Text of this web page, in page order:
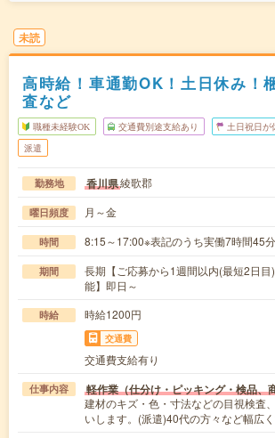
未読
高時給！車通勤OK！土日休み！
査など
職種未経験OK 交通費別途支給あり 土日祝日が
派遣
勤務地 香川県綾歌郡
曜日頻度 月～金
時間 8:15～17:00※表記のうち実働7時間45分
期間
長期【ご応募から1週間以内(最短2日
能】即日～
時給 時給1200円
交通費
交通費支給有り
仕事内容 軽作業（仕分け・ピッキング・検品、
建材のキズ・色・寸法などの目視検査
いします。(派遣)40代の方々など幅広